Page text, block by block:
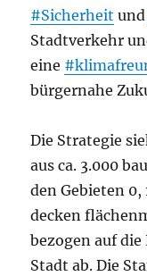
#Sicherheit und
Stadtverkehr
eine
bürgernahe
Die Strategie
aus ca. 3.000
den Gebieten 0,
decken
bezogen auf
Stadt ab. Die